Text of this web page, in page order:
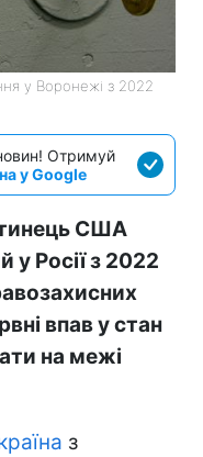
у Воронежі з 2022
Отримуй
у Google
США
у Росії з 2022
впав у стан
на межі
з